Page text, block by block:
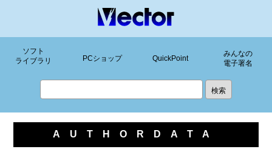
ソフト
ライブラリ
PCショップ QuickPoint
みんなの
電子署名
AUTHORDATA